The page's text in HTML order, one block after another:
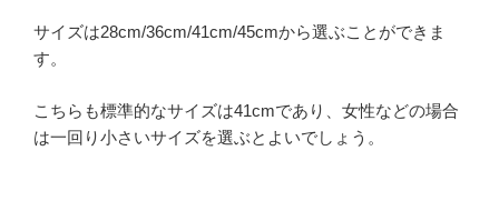
サイズは28cm/36cm/41cm/45cmから選ぶことができま
す。
こちらも標準的なサイズは41cmであり、女性などの場合
は一回り小さいサイズを選ぶとよいでしょう。